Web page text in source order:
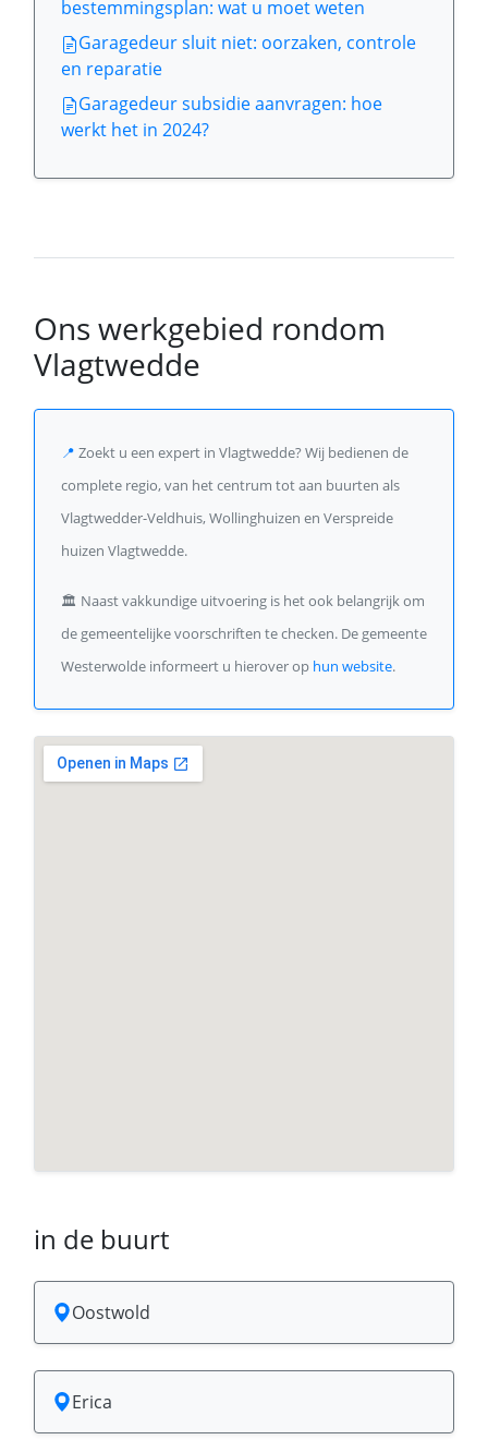
bestemmingsplan: wat u moet weten
Garagedeur sluit niet: oorzaken, controle
en reparatie
Garagedeur subsidie aanvragen: hoe
werkt het in 2024?
Ons werkgebied rondom
Vlagtwedde
📍 Zoekt u een expert in Vlagtwedde? Wij bedienen de
complete regio, van het centrum tot aan buurten als
Vlagtwedder-Veldhuis, Wollinghuizen en Verspreide
huizen Vlagtwedde.
🏛️ Naast vakkundige uitvoering is het ook belangrijk om
de gemeentelijke voorschriften te checken. De gemeente
Westerwolde informeert u hierover op hun website.
in de buurt
Oostwold
Erica